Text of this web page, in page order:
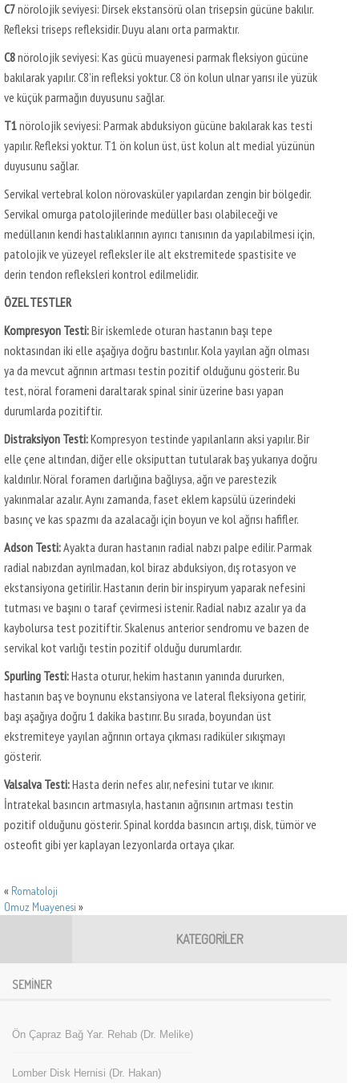
C7nörolojik seviyesi: Dirsek ekstansörü olan trisepsin gücüne bakılır.
Refleksi triseps refleksidir. Duyu alanı orta parmaktır.
C8nörolojik seviyesi: Kas gücü muayenesi parmak fleksiyon gücüne
bakılarak yapılır. C8’in refleksi yoktur. C8 ön kolun ulnar yarısı ile yüzük
ve küçük parmağın duyusunu sağlar.
T1nörolojik seviyesi: Parmak abduksiyon gücüne bakılarak kas testi
yapılır. Refleksi yoktur. T1 ön kolun üst, üst kolun alt medial yüzünün
duyusunu sağlar.
Servikal vertebral kolon nörovasküler yapılardan zengin bir bölgedir.
Servikal omurga patolojilerinde medüller bası olabileceği ve
medüllanın kendi hastalıklarının ayırıcı tanısının da yapılabilmesi için,
patolojik ve yüzeyel refleksler ile alt ekstremitede spastisite ve
derin tendon refleksleri kontrol edilmelidir.
ÖZEL TESTLER
Kompresyon Testi:Bir iskemlede oturan hastanın başı tepe
noktasından iki elle aşağıya doğru bastırılır. Kola yayılan ağrı olması
ya da mevcut ağrının artması testin pozitif olduğunu gösterir. Bu
test, nöral forameni daraltarak spinal sinir üzerine bası yapan
durumlarda pozitiftir.
Distraksiyon Testi:Kompresyon testinde yapılanların aksi yapılır. Bir
elle çene altından, diğer elle oksiputtan tutularak baş yukarıya doğru
kaldırılır. Nöral foramen darlığına bağlıysa, ağrı ve parestezik
yakınmalar azalır. Aynı zamanda, faset eklem kapsülü üzerindeki
basınç ve kas spazmı da azalacağı için boyun ve kol ağrısı hafifler.
Adson Testi:Ayakta duran hastanın radial nabzı palpe edilir. Parmak
radial nabızdan ayrılmadan, kol biraz abduksiyon, dış rotasyon ve
ekstansiyona getirilir. Hastanın derin bir inspiryum yaparak nefesini
tutması ve başını o taraf çevirmesi istenir. Radial nabız azalır ya da
kaybolursa test pozitiftir. Skalenus anterior sendromu ve bazen de
servikal kot varlığı testin pozitif olduğu durumlardır.
Spurling Testi:Hasta oturur, hekim hastanın yanında dururken,
hastanın baş ve boynunu ekstansiyona ve lateral fleksiyona getirir,
başı aşağıya doğru 1 dakika bastırır. Bu sırada, boyundan üst
ekstremiteye yayılan ağrının ortaya çıkması radiküler sıkışmayı
gösterir.
Valsalva Testi:Hasta derin nefes alır, nefesini tutar ve ıkınır.
İntratekal basıncın artmasıyla, hastanın ağrısının artması testin
pozitif olduğunu gösterir. Spinal kordda basıncın artışı, disk, tümör ve
osteofit gibi yer kaplayan lezyonlarda ortaya çıkar.
« Romatoloji
Omuz Muayenesi »
KATEGORILER
SEMINER
Ön Çapraz Bağ Yar. Rehab (Dr. Melike)
Lomber Disk Hernisi (Dr. Hakan)